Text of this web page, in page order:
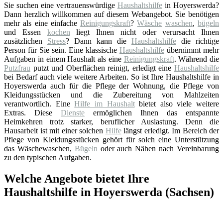
Sie suchen eine vertrauenswürdige Haushaltshilfein Hoyerswerda?
Dann herzlich willkommen auf diesem Webangebot. Sie benötigen
mehr als eine einfacheReinigungskraft?Wäsche waschen,bügeln
und Essen kochen liegt Ihnen nicht oder verursacht Ihnen
zusätzlichen Stress? Dann kann die Haushaltshilfe die richtige
Person für Sie sein. Eine klassische Haushaltshilfe übernimmt mehr
Aufgaben in einem Haushalt als eine Reinigungskraft. Während die
Putzfrau putzt und Oberflächen reinigt, erledigt eine Haushaltshilfe
bei Bedarf auch viele weitere Arbeiten. So ist Ihre Haushaltshilfe in
Hoyerswerda auch für die Pflege der Wohnung, die Pflege von
Kleidungsstücken und die Zubereitung von Mahlzeiten
verantwortlich. EineHilfe im Haushaltbietet also viele weitere
Extras. Diese Dienste ermöglichen Ihnen das entspannte
Heimkehren trotz starker, beruflicher Auslastung. Denn die
Hausarbeit ist mit einer solchen Hilfelängst erledigt. Im Bereich der
Pflege von Kleidungsstücken gehört für solch eine Unterstützung
das Wäschewaschen, Bügeln oder auch Nähen nach Vereinbarung
zu den typischen Aufgaben.
Welche Angebote bietet Ihre
Haushaltshilfe in Hoyerswerda (Sachsen)